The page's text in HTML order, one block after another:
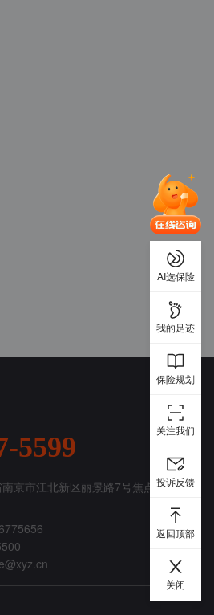
5599
京市江北新区丽景路7号焦点
AI选保险
我的足迹
保险规划
关注我们
投诉反馈
返回顶部
关闭